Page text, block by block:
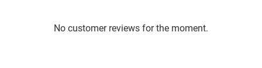
No customer reviews for the moment.